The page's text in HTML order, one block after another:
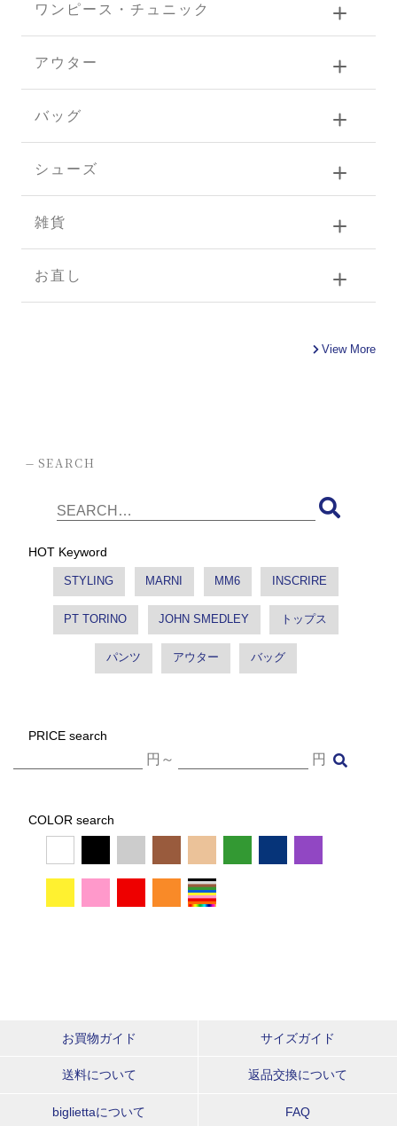
ワンピース・チュニック
アウター
バッグ
シューズ
雑貨
お直し
View More
-SEARCH
HOT Keyword
STYLING MARNI MM6 INSCRIRE
PT TORINO JOHN SMEDLEY トップス
パンツ アウター バッグ
PRICE search
円～ 円
COLOR search
お買物ガイド サイズガイド
送料について 返品交換について
bigliettaについて FAQ